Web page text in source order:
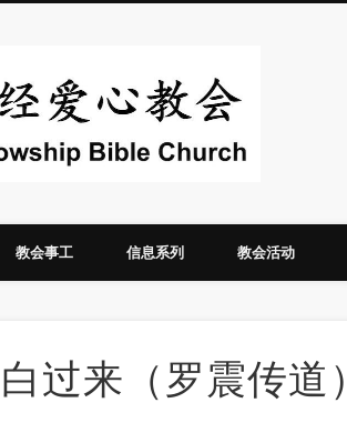
教会事工 信息系列 教会活动
过来（罗震传道）